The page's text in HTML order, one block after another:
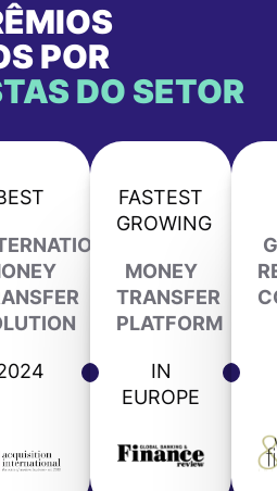
POR
DO SETOR
FASTEST
GROWING
MONEY
TRANSFER
PLATFORM
IN
EUROPE